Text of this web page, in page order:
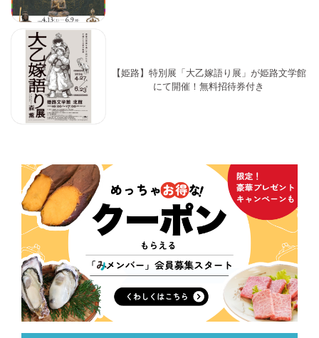
【姫路】特別展「大乙嫁語り展」が姫路文学館
にて開催！無料招待券付き